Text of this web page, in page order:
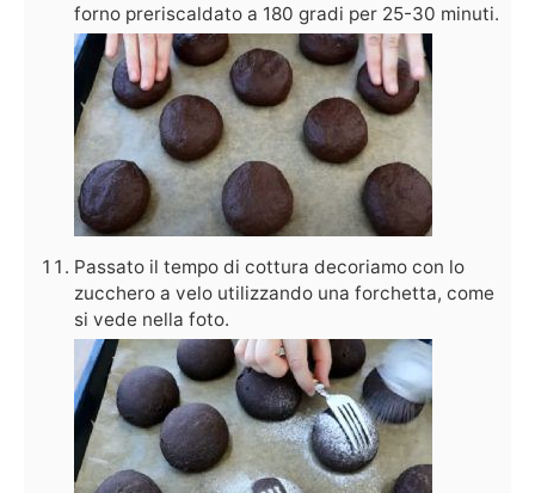
forno preriscaldato a 180 gradi per 25-30 minuti.
Passato il tempo di cottura decoriamo con lo
zucchero a velo utilizzando una forchetta, come
si vede nella foto.